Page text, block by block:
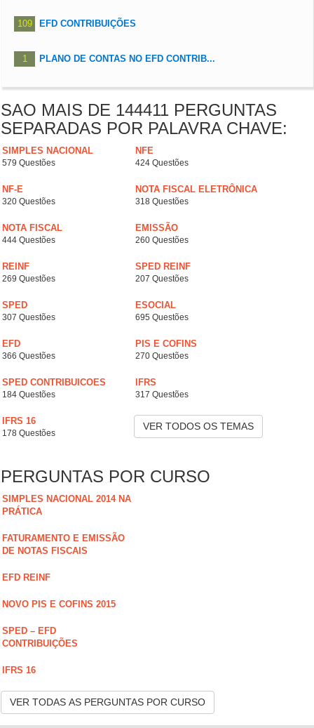
109 EFD CONTRIBUIÇÕES
1 PLANO DE CONTAS NO EFD CONTRIB...
SAO MAIS DE 144411 PERGUNTAS
SEPARADAS POR PALAVRA CHAVE:
SIMPLES NACIONAL
579 Questões
NFE
424 Questões
NF-E
320 Questões
NOTA FISCAL ELETRÔNICA
318 Questões
NOTA FISCAL
444 Questões
EMISSÃO
260 Questões
REINF
269 Questões
SPED REINF
207 Questões
SPED
307 Questões
ESOCIAL
695 Questões
EFD
366 Questões
PIS E COFINS
270 Questões
SPED CONTRIBUICOES
184 Questões
IFRS
317 Questões
IFRS 16
178 Questões
VER TODOS OS TEMAS
PERGUNTAS POR CURSO
SIMPLES NACIONAL 2014 NA
PRÁTICA
FATURAMENTO E EMISSÃO
DE NOTAS FISCAIS
EFD REINF
NOVO PIS E COFINS 2015
SPED – EFD
CONTRIBUIÇÕES
IFRS 16
VER TODAS AS PERGUNTAS POR CURSO